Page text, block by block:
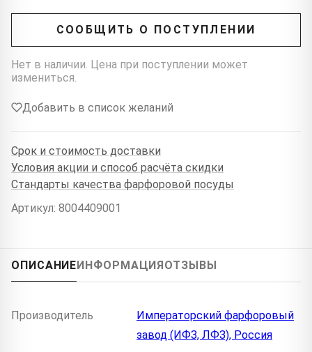
СООБЩИТЬ О ПОСТУПЛЕНИИ
Нет в наличии. Цена при поступлении может
измениться.
Добавить в список желаний
Срок и стоимость доставки
Условия акции и способ расчёта скидки
Стандарты качества фарфоровой посуды
Артикул: 8004409001
ОПИСАНИЕИНФОРМАЦИЯОТЗЫВЫ
Производитель
Императорский фарфоровый
завод (ИФЗ, ЛФЗ), Россия